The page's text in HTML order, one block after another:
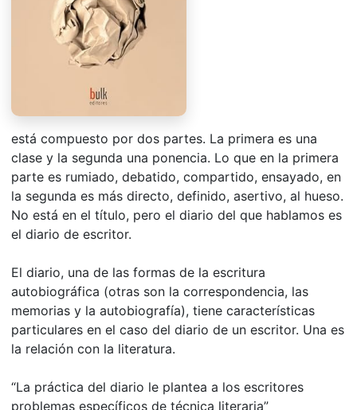
está compuesto por dos partes. La primera es una
clase y la segunda una ponencia. Lo que en la primera
parte es rumiado, debatido, compartido, ensayado, en
la segunda es más directo, definido, asertivo, al hueso.
No está en el título, pero el diario del que hablamos es
el diario de escritor.
El diario, una de las formas de la escritura
autobiográfica (otras son la correspondencia, las
memorias y la autobiografía), tiene características
particulares en el caso del diario de un escritor. Una es
la relación con la literatura.
“La práctica del diario le plantea a los escritores
problemas específicos de técnica literaria”